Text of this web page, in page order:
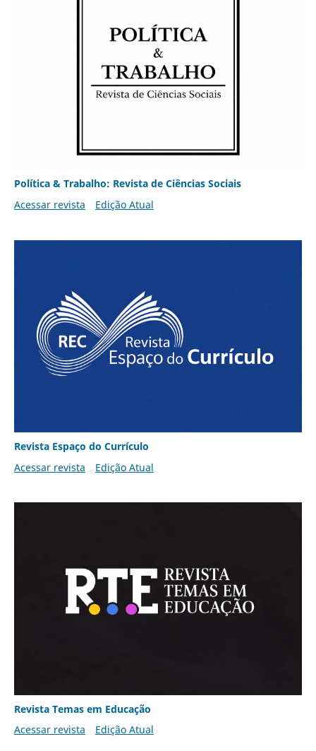
Política & Trabalho: Revista de Ciências Sociais
Acessar revista
Edição Atual
Revista Espaço do Currículo
Acessar revista
Edição Atual
Revista Temas em Educação
Acessar revista
Edição Atual